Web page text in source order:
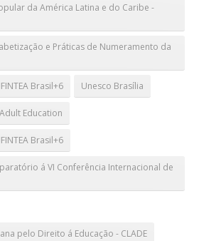
da América Latina e do Caribe -
e Práticas de Numeramento da
Brasil+6 Unesco Brasília
Education
Brasil+6
á VI Conferência Internacional de
pelo Direito á Educação - CLADE